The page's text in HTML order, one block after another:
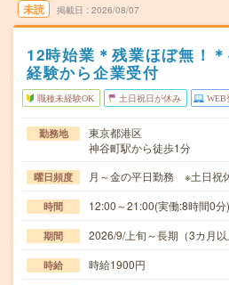
未読 掲載日 2026/08/07
12時始業＊残業ほぼ無！
経験から企業受付
職種未経験OK 土日祝日が休み WEB
勤務地
東京都港区
神谷町駅から徒歩1分
曜日頻度 月～金の平日勤務 ※土日祝
時間 12:00～21:00(実働:8時間0
期間 2026/9/上旬～長期（3カ月以
時給 時給1900円